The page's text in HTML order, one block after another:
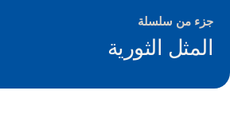
جزء من سلسلة
المثل الثورية